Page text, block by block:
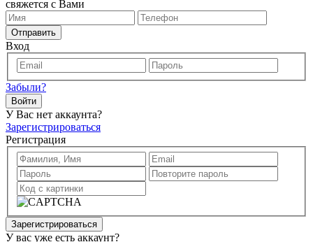
свяжется с Вами
Отправить
Вход
Забыли?
Войти
У Вас нет аккаунта?
Зарегистрироваться
Регистрация
Зарегистрироваться
У вас уже есть аккаунт?